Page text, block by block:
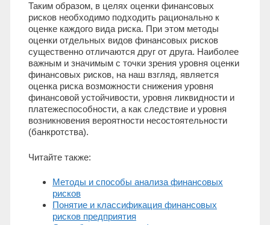
Таким образом, в целях оценки финансовых
рисков необходимо подходить рационально к
оценке каждого вида риска. При этом методы
оценки отдельных видов финансовых рисков
существенно отличаются друг от друга. Наиболее
важным и значимым с точки зрения уровня оценки
финансовых рисков, на наш взгляд, является
оценка риска возможности снижения уровня
финансовой устойчивости, уровня ликвидности и
платежеспособности, а как следствие и уровня
возникновения вероятности несостоятельности
(банкротства).
Читайте также:
Методы и способы анализа финансовых
рисков
Понятие и классификация финансовых
рисков предприятия